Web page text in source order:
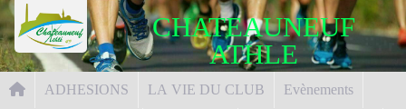
CHATEAUNEUF
ATHLE
ADHESIONS LA VIE DU CLUB Evènements
Panneau de gestion des cookies